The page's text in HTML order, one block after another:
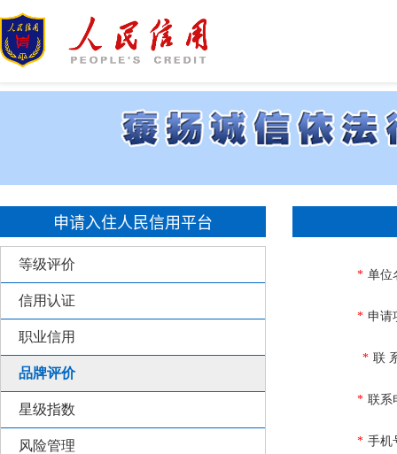
申请入住人民信用平台
等级评价
信用认证
职业信用
品牌评价
星级指数
风险管理
* 单位
* 申请
* 联
* 联系
* 手机